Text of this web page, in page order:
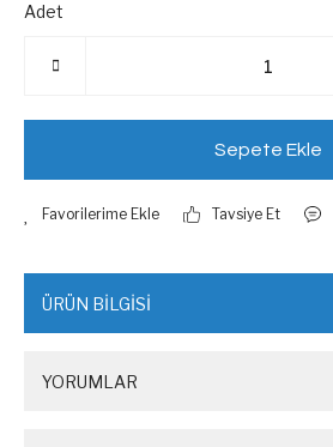
Adet
Sepete Ekle
Tavsiye Et
ÜRÜN BİLGİSİ
YORUMLAR